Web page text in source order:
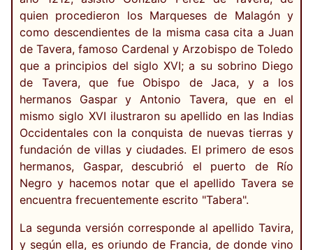
quien procedieron los Marqueses de Malagón y
como descendientes de la misma casa cita a Juan
de Tavera, famoso Cardenal y Arzobispo de Toledo
que a principios del siglo XVI; a su sobrino Diego
de Tavera, que fue Obispo de Jaca, y a los
hermanos Gaspar y Antonio Tavera, que en el
mismo siglo XVI ilustraron su apellido en las Indias
Occidentales con la conquista de nuevas tierras y
fundación de villas y ciudades. El primero de esos
hermanos, Gaspar, descubrió el puerto de Río
Negro y hacemos notar que el apellido Tavera se
encuentra frecuentemente escrito "Tabera".
La segunda versión corresponde al apellido Tavira,
y según ella, es oriundo de Francia, de donde vino